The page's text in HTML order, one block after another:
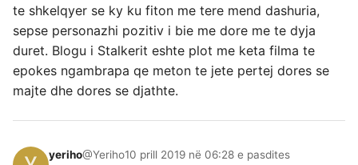
te shkelqyer se ky ku fiton me tere mend dashuria,
sepse personazhi pozitiv i bie me dore me te dyja
duret. Blogu i Stalkerit eshte plot me keta filma te
epokes ngambrapa qe meton te jete pertej dores se
majte dhe dores se djathte.
yeriho@Yeriho10 prill 2019 në 06:28 e pasdites